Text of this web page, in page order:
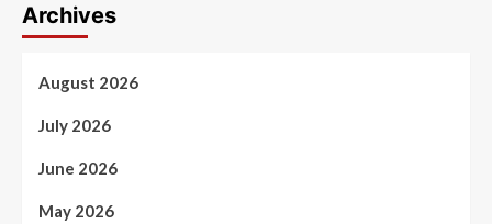
Archives
August 2026
July 2026
June 2026
May 2026